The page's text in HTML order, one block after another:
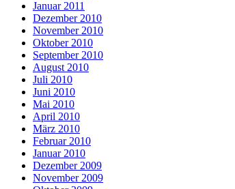
Januar 2011
Dezember 2010
November 2010
Oktober 2010
September 2010
August 2010
Juli 2010
Juni 2010
Mai 2010
April 2010
März 2010
Februar 2010
Januar 2010
Dezember 2009
November 2009